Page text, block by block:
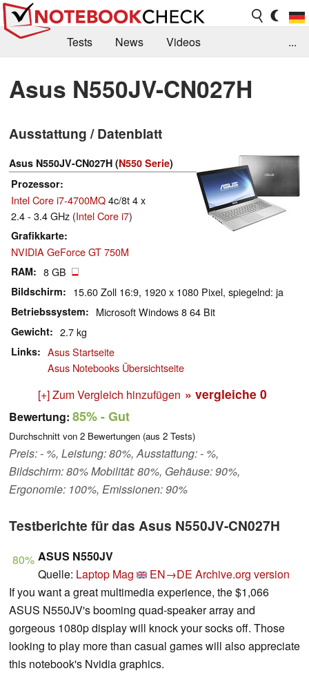
Tests News
Videos
Kaufberatung
Deals Suche
Jobs
Forum
...
Asus N550JV-CN027H
Ausstattung / Datenblatt
Asus N550JV-CN027H (N550 Serie)
Prozessor
Intel Core i7-4700MQ4c/8t 4 x
2.4 - 3.4 GHz (Intel Core i7)
Grafikkarte
NVIDIA GeForce GT 750M
RAM 8 GB
Bildschirm 15.60 Zoll 16:9, 1920 x 1080 Pixel, spiegelnd: ja
Betriebssystem Microsoft Windows 8 64 Bit
Gewicht 2.7 kg
Links
Asus Startseite
Asus Notebooks Übersichtseite
[+] Zum Vergleich hinzufügen » vergleiche 0
Bewertung: 85%- Gut
Durchschnitt von 2 Bewertungen (aus 2 Tests)
Preis: - %, Leistung: 80%, Ausstattung: - %,
Bildschirm: 80% Mobilität: 80%, Gehäuse: 90%,
Ergonomie: 100%, Emissionen: 90%
Testberichte für das Asus N550JV-CN027H
80% ASUS N550JV
Quelle: Laptop Mag EN→DE Archive.org version
If you want a great multimedia experience, the $1,066
ASUS N550JV's booming quad-speaker array and
gorgeous 1080p display will knock your socks off. Those
looking to play more than casual games will also appreciate
this notebook's Nvidia graphics.